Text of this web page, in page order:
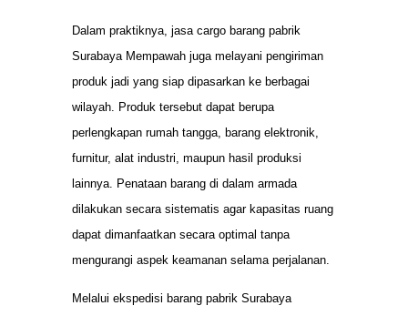
Dalam praktiknya, jasa cargo barang pabrik
Surabaya Mempawah juga melayani pengiriman
produk jadi yang siap dipasarkan ke berbagai
wilayah. Produk tersebut dapat berupa
perlengkapan rumah tangga, barang elektronik,
furnitur, alat industri, maupun hasil produksi
lainnya. Penataan barang di dalam armada
dilakukan secara sistematis agar kapasitas ruang
dapat dimanfaatkan secara optimal tanpa
mengurangi aspek keamanan selama perjalanan.
Melalui ekspedisi barang pabrik Surabaya